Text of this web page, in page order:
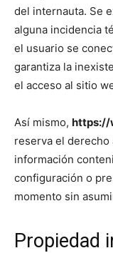
del internauta. Se
alguna incidencia
el usuario se
garantiza la
el acceso al sitio
Así mismo, https://
reserva el derecho
información
configuración o
momento sin
Propiedad